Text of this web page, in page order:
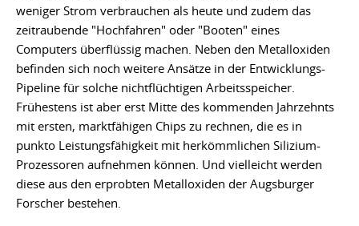
weniger Strom verbrauchen als heute und zudem das
zeitraubende "Hochfahren" oder "Booten" eines
Computers überflüssig machen. Neben den Metalloxiden
befinden sich noch weitere Ansätze in der Entwicklungs-
Pipeline für solche nichtflüchtigen Arbeitsspeicher.
Frühestens ist aber erst Mitte des kommenden Jahrzehnts
mit ersten, marktfähigen Chips zu rechnen, die es in
punkto Leistungsfähigkeit mit herkömmlichen Silizium-
Prozessoren aufnehmen können. Und vielleicht werden
diese aus den erprobten Metalloxiden der Augsburger
Forscher bestehen.